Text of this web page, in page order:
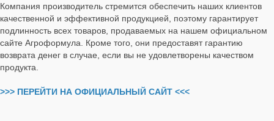
Компания производитель стремится обеспечить наших клиентов
качественной и эффективной продукцией, поэтому гарантирует
подлинность всех товаров, продаваемых на нашем официальном
сайте Агроформула. Кроме того, они предоставят гарантию
возврата денег в случае, если вы не удовлетворены качеством
продукта.
>>> ПЕРЕЙТИ НА ОФИЦИАЛЬНЫЙ САЙТ <<<